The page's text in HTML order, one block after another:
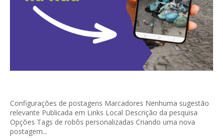
Configurações de postagens Marcadores Nenhuma sugestão
relevante Publicada em Links Local Descrição da pesquisa
Opções Tags de robôs personalizadas Criando uma nova
postagem...